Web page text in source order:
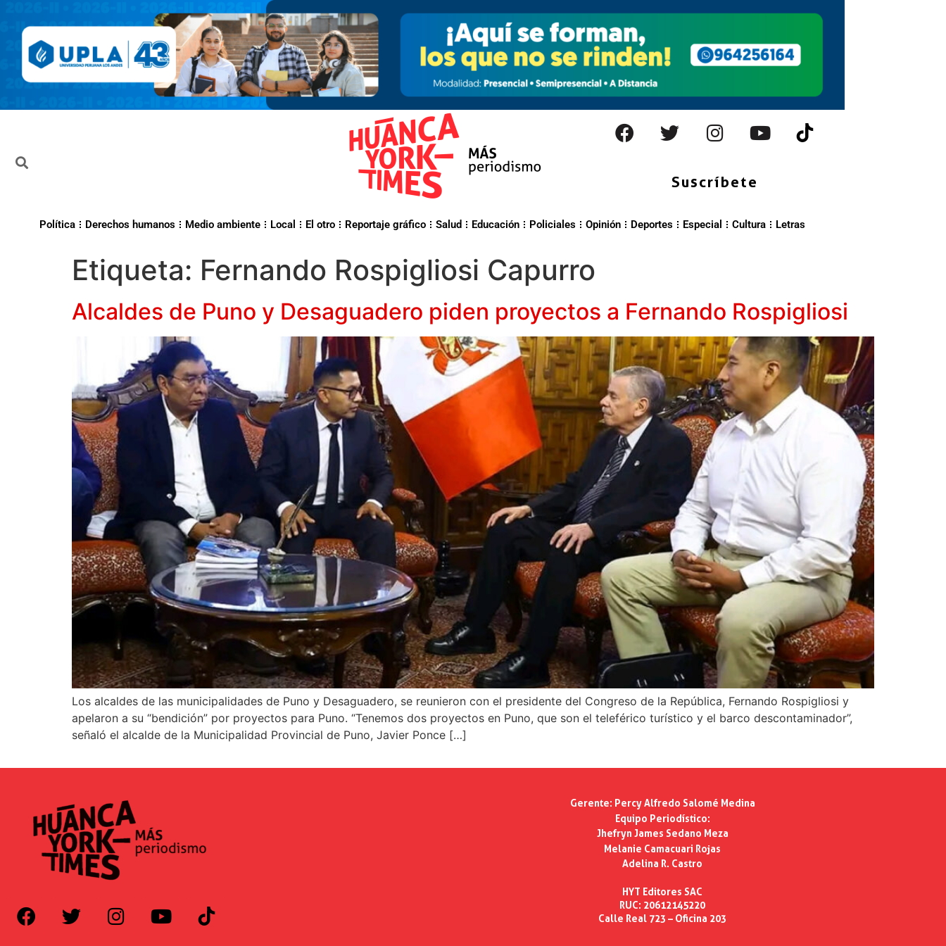
Suscríbete
Política Derechos humanos Medio ambiente Local El otro Reportaje gráfico Salud Educación Policiales Opinión Deportes Especial Cultura Letras
Etiqueta: Fernando Rospigliosi Capurro
Alcaldes de Puno y Desaguadero piden proyectos a Fernando Rospigliosi
Los alcaldes de las municipalidades de Puno y Desaguadero, se reunieron con el presidente del Congreso de la República, Fernando Rospigliosi y
apelaron a su “bendición” por proyectos para Puno. “Tenemos dos proyectos en Puno, que son el teleférico turístico y el barco descontaminador”,
señaló el alcalde de la Municipalidad Provincial de Puno, Javier Ponce […]
Gerente: Percy Alfredo Salomé Medina
Equipo Periodístico:
Jhefryn James Sedano Meza
Melanie Camacuari Rojas
Adelina R. Castro
HYT Editores SAC
RUC: 20612145220
Calle Real 723 – Oficina 203